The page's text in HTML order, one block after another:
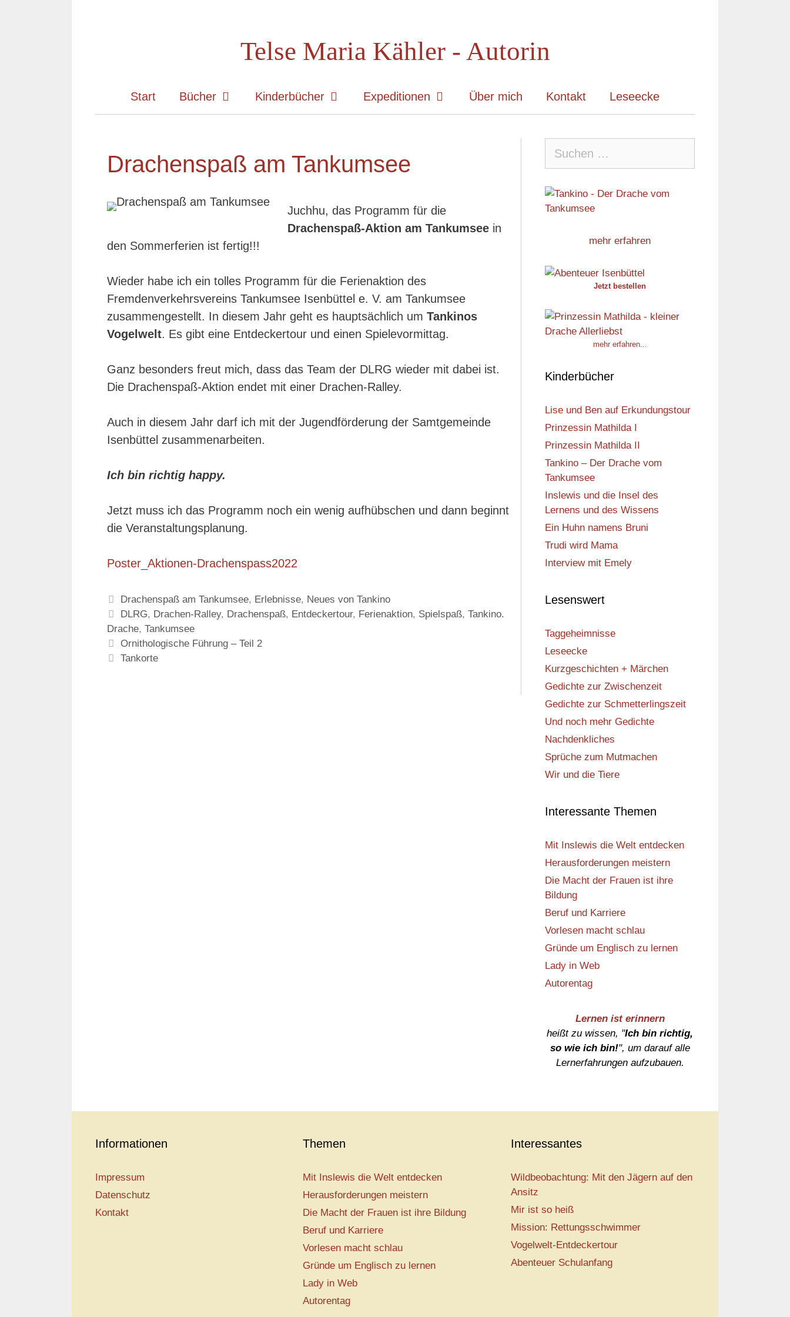
Telse Maria Kähler - Autorin
Start Bücher Kinderbücher Expeditionen Über mich Kontakt Leseecke
Drachenspaß am Tankumsee
Juchhu, das Programm für die
Drachenspaß-Aktion am Tankumsee in
den Sommerferien ist fertig!!!
Wieder habe ich ein tolles Programm für die Ferienaktion des
Fremdenverkehrsvereins Tankumsee Isenbüttel e. V. am Tankumsee
zusammengestellt. In diesem Jahr geht es hauptsächlich um Tankinos
Vogelwelt. Es gibt eine Entdeckertour und einen Spielevormittag.
Ganz besonders freut mich, dass das Team der DLRG wieder mit dabei ist.
Die Drachenspaß-Aktion endet mit einer Drachen-Ralley.
Auch in diesem Jahr darf ich mit der Jugendförderung der Samtgemeinde
Isenbüttel zusammenarbeiten.
Ich bin richtig happy.
Jetzt muss ich das Programm noch ein wenig aufhübschen und dann beginnt
die Veranstaltungsplanung.
Poster_Aktionen-Drachenspass2022
Kategorien
Drachenspaß am Tankumsee, Erlebnisse, Neues von Tankino
Schlagwörter
DLRG, Drachen-Ralley, Drachenspaß, Entdeckertour, Ferienaktion, Spielspaß,Tankino.
Drache, Tankumsee
Ornithologische Führung – Teil 2
Tankorte
nach:
mehr erfahren
Jetzt bestellen
mehr erfahren...
Kinderbücher
Lise und Ben auf Erkundungstour
Prinzessin Mathilda I
Prinzessin Mathilda II
Tankino – Der Drache vom
Tankumsee
Inslewis und die Insel des
Lernens und des Wissens
Ein Huhn namens Bruni
Trudi wird Mama
Interview mit Emely
Lesenswert
Taggeheimnisse
Leseecke
Kurzgeschichten + Märchen
Gedichte zur Zwischenzeit
Gedichte zur Schmetterlingszeit
Und noch mehr Gedichte
Nachdenkliches
Sprüche zum Mutmachen
Wir und die Tiere
Interessante Themen
Mit Inslewis die Welt entdecken
Herausforderungen meistern
Die Macht der Frauen ist ihre
Bildung
Beruf und Karriere
Vorlesen macht schlau
Gründe um Englisch zu lernen
Lady in Web
Autorentag
Lernen ist erinnern
heißt zu wissen, "Ich bin richtig,
so wie ich bin!", um darauf alle
Lernerfahrungen aufzubauen.
Informationen
Impressum
Datenschutz
Kontakt
Themen
Mit Inslewis die Welt entdecken
Herausforderungen meistern
Die Macht der Frauen ist ihre Bildung
Beruf und Karriere
Vorlesen macht schlau
Gründe um Englisch zu lernen
Lady in Web
Autorentag
Interessantes
Wildbeobachtung: Mit den Jägern auf den
Ansitz
Mir ist so heiß
Mission: Rettungsschwimmer
Vogelwelt-Entdeckertour
Abenteuer Schulanfang